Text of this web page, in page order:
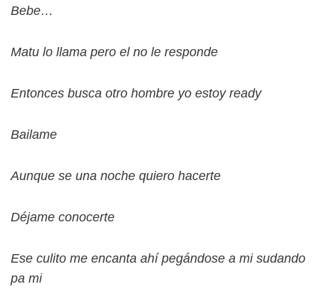
Bebe…
Matu lo llama pero el no le responde
Entonces busca otro hombre yo estoy ready
Bailame
Aunque se una noche quiero hacerte
Déjame conocerte
Ese culito me encanta ahí pegándose a mi sudando
pa mi